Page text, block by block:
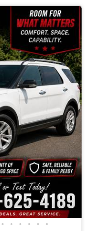
• • • • • •